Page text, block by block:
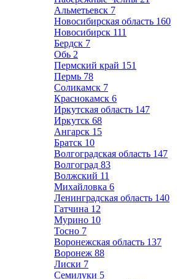
Альметьевск 7
Новосибирская область 160
Новосибирск 111
Бердск 7
Обь 2
Пермский край 151
Пермь 78
Соликамск 7
Краснокамск 6
Иркутская область 147
Иркутск 68
Ангарск 15
Братск 10
Волгоградская область 147
Волгоград 83
Волжский 11
Михайловка 6
Ленинградская область 140
Гатчина 12
Мурино 10
Тосно 7
Воронежская область 137
Воронеж 88
Лиски 7
Семилуки 5